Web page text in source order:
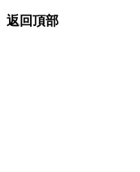
返回頂部